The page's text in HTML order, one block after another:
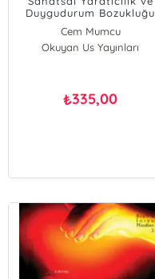
Duygudurum Bozukluğu
Cem Mumcu
Okuyan Us Yayınları
₺335,00